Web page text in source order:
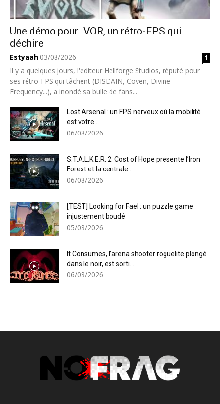
Une démo pour IVOR, un rétro-FPS qui
déchire
Estyaah 03/08/2026
1
Il y a quelques jours, l'éditeur Hellforge Studios, réputé pour
ses rétro-FPS qui tâchent (DISDAIN, Coven, Divine
Frequency...), a inondé sa bulle de fans...
Lost Arsenal : un FPS nerveux où la mobilité
est votre...
06/08/2026
S.T.A.L.K.E.R. 2: Cost of Hope présente l’Iron
Forest et la centrale...
06/08/2026
[TEST] Looking for Fael : un puzzle game
injustement boudé
05/08/2026
It Consumes, l’arena shooter roguelite plongé
dans le noir, est sorti...
06/08/2026